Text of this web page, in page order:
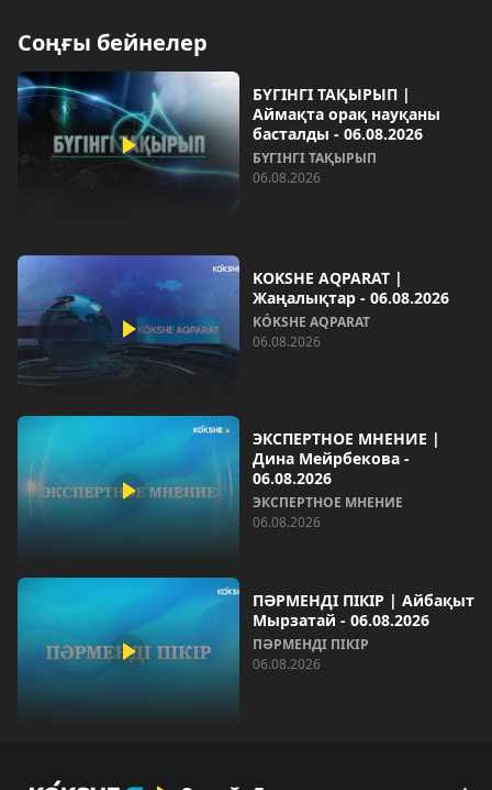
Соңғы бейнелер
БҮГІНГІ ТАҚЫРЫП |
Аймақта орақ науқаны
басталды - 06.08.2026
БҮГІНГІ ТАҚЫРЫП
06.08.2026
KOKSHE AQPARAT |
Жаңалықтар - 06.08.2026
KÓKSHE AQPARAT
06.08.2026
ЭКСПЕРТНОЕ МНЕНИЕ |
Дина Мейрбекова -
06.08.2026
ЭКСПЕРТНОЕ МНЕНИЕ
06.08.2026
ПӘРМЕНДІ ПІКІР | Айбақыт
Мырзатай - 06.08.2026
ПӘРМЕНДІ ПІКІР
06.08.2026